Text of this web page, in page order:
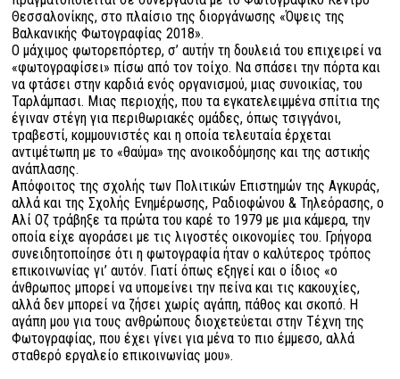
Θεσσαλονίκης, στο πλαίσιο της διοργάνωσης «Όψεις της
Βαλκανικής Φωτογραφίας 2018».
Ο μάχιμος φωτορεπόρτερ, σ’ αυτήν τη δουλειά του επιχειρεί να
«φωτογραφίσει» πίσω από τον τοίχο. Να σπάσει την πόρτα και
να φτάσει στην καρδιά ενός οργανισμού, μιας συνοικίας, του
Ταρλάμπασι. Μιας περιοχής, που τα εγκατελειμμένα σπίτια της
έγιναν στέγη για περιθωριακές ομάδες, όπως τσιγγάνοι,
τραβεστί, κομμουνιστές και η οποία τελευταία έρχεται
αντιμέτωπη με το «θαύμα» της ανοικοδόμησης και της αστικής
ανάπλασης.
Απόφοιτος της σχολής των Πολιτικών Επιστημών της Αγκυράς,
αλλά και της Σχολής Ενημέρωσης, Ραδιοφώνου & Τηλεόρασης, ο
Αλί Οζ τράβηξε τα πρώτα του καρέ το 1979 με μια κάμερα, την
οποία είχε αγοράσει με τις λιγοστές οικονομίες του. Γρήγορα
συνειδητοποίησε ότι η φωτογραφία ήταν ο καλύτερος τρόπος
επικοινωνίας γι’ αυτόν. Γιατί όπως εξηγεί και ο ίδιος «ο
άνθρωπος μπορεί να υπομείνει την πείνα και τις κακουχίες,
αλλά δεν μπορεί να ζήσει χωρίς αγάπη, πάθος και σκοπό. Η
αγάπη μου για τους ανθρώπους διοχετεύεται στην Τέχνη της
Φωτογραφίας, που έχει γίνει για μένα το πιο έμμεσο, αλλά
σταθερό εργαλείο επικοινωνίας μου».